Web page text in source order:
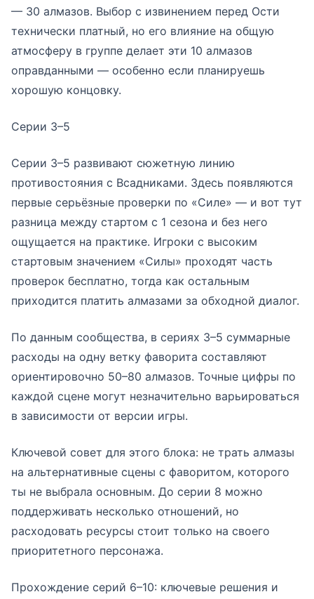
— 30 алмазов. Выбор с извинением перед Ости
технически платный, но его влияние на общую
атмосферу в группе делает эти 10 алмазов
оправданными — особенно если планируешь
хорошую концовку.
Серии 3–5
Серии 3–5 развивают сюжетную линию
противостояния с Всадниками. Здесь появляются
первые серьёзные проверки по «Силе» — и вот тут
разница между стартом с 1 сезона и без него
ощущается на практике. Игроки с высоким
стартовым значением «Силы» проходят часть
проверок бесплатно, тогда как остальным
приходится платить алмазами за обходной диалог.
По данным сообщества, в сериях 3–5 суммарные
расходы на одну ветку фаворита составляют
ориентировочно 50–80 алмазов. Точные цифры по
каждой сцене могут незначительно варьироваться
в зависимости от версии игры.
Ключевой совет для этого блока: не трать алмазы
на альтернативные сцены с фаворитом, которого
ты не выбрала основным. До серии 8 можно
поддерживать несколько отношений, но
расходовать ресурсы стоит только на своего
приоритетного персонажа.
Прохождение серий 6–10: ключевые решения и